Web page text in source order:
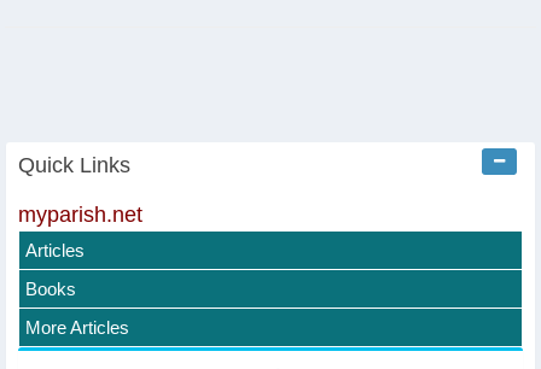
Quick Links
myparish.net
Articles
Books
More Articles